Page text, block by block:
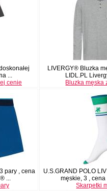
...
cenie
LIVERGY® Bluzka
LIDL.PL
Bluzka męska
pary , cena
...
U.S.GRAND POLO
męskie, 3 , cena
Skarpetki